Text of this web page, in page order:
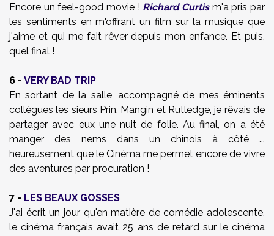
Encore un feel-good movie ! Richard Curtism'a pris par
les sentiments en m'offrant un film sur la musique que
j'aime et qui me fait rêver depuis mon enfance. Et puis,
quel final !
6 - VERY BAD TRIP
En sortant de la salle, accompagné de mes éminents
collègues les sieurs Prin, Mangin et Rutledge, je rêvais de
partager avec eux une nuit de folie. Au final, on a été
manger des nems dans un chinois à côté ...
heureusement que le Cinéma me permet encore de vivre
des aventures par procuration !
7 - LES BEAUX GOSSES
J'ai écrit un jour qu'en matière de comédie adolescente,
le cinéma français avait 25 ans de retard sur le cinéma